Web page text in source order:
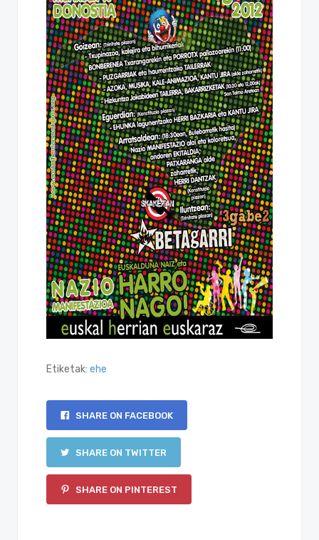
Etiketak: ehe
SHARE ON FACEBOOK
SHARE ON TWITTER
SHARE ON PINTEREST